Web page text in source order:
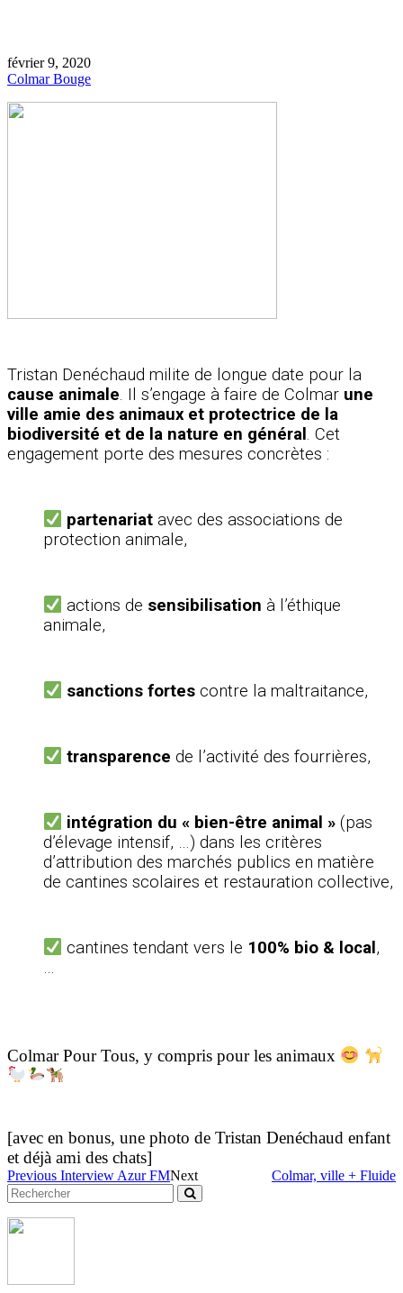
février 9, 2020
Colmar Bouge
Tristan Denéchaud milite de longue date pour la
cause animale. Il s’engage à faire de Colmar une
ville amie des animaux et protectrice de la
biodiversité et de la nature en général . Cet
engagement porte des mesures concrètes :
partenariat avec des associations de
protection animale,
actions de sensibilisation à l’éthique
animale,
sanctions fortes contre la maltraitance,
transparence de l’activité des fourrières,
intégration du « bien-être animal » (pas
d’élevage intensif, …) dans les critères
d’attribution des marchés publics en matière
de cantines scolaires et restauration collective,
cantines tendant vers le 100% bio & local ,
…
Colmar Pour Tous, y compris pour les animaux
[avec en bonus, une photo de Tristan Denéchaud enfant
et déjà ami des chats]
Previous Interview Azur FMNext Colmar, ville + Fluide